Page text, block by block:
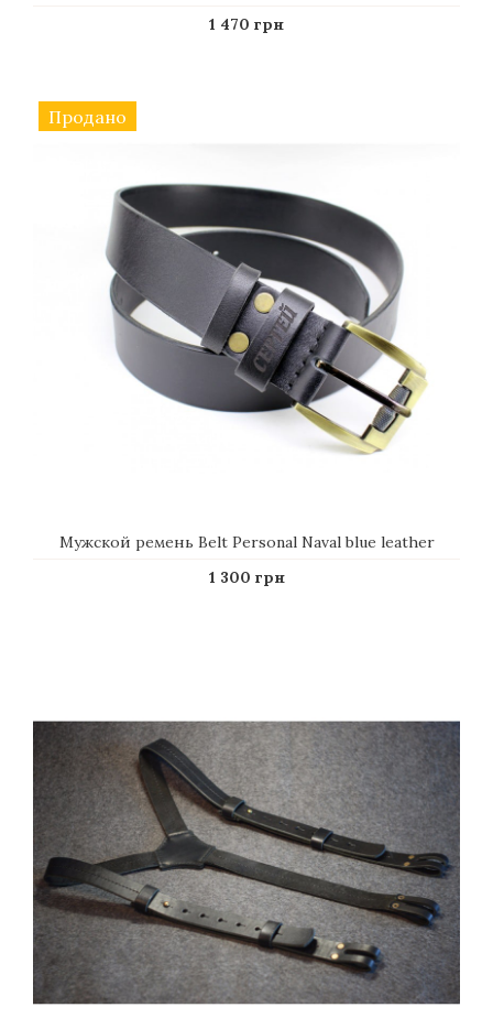
1 470 грн
Продано
Мужской ремень Belt Personal Naval blue leather
1 300 грн